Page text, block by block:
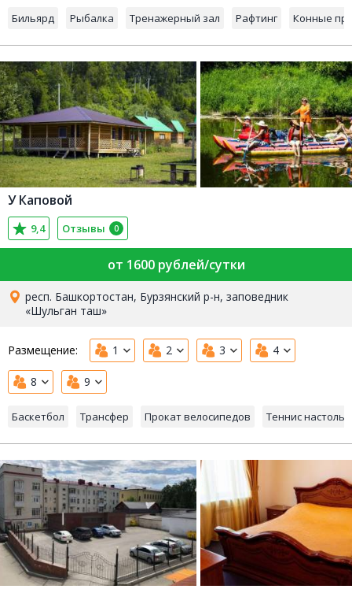
Бильярд Рыбалка Тренажерный зал Рафтинг Конные
У Каповой
9,4 Отзывы 0
от 1600 рублей/сутки
респ. Башкортостан, Бурзянский р-н, заповедник
«Шульган таш»
Размещение: 1 2 3 4
8 9
Баскетбол Трансфер Прокат велосипедов Теннис